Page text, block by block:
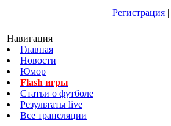
Регистрация|
Навигация
Главная
Новости
Юмор
Flash игры
Статьи о футболе
Результаты live
Все трансляции